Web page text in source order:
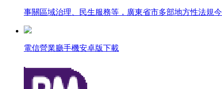
事關區域治理、民生服務等，廣東省市多部地方性法規
電信營業廳手機安卓版下載